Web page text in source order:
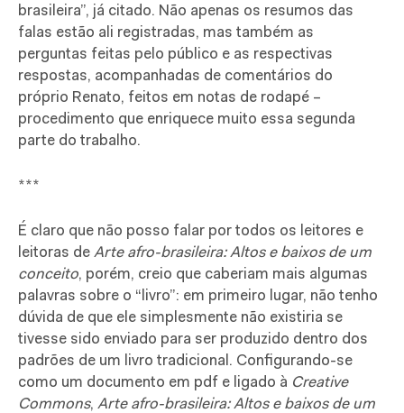
brasileira”, já citado. Não apenas os resumos das
falas estão ali registradas, mas também as
perguntas feitas pelo público e as respectivas
respostas, acompanhadas de comentários do
próprio Renato, feitos em notas de rodapé –
procedimento que enriquece muito essa segunda
parte do trabalho.
***
É claro que não posso falar por todos os leitores e
leitoras de Arte afro-brasileira: Altos e baixos de um
conceito, porém, creio que caberiam mais algumas
palavras sobre o “livro”: em primeiro lugar, não tenho
dúvida de que ele simplesmente não existiria se
tivesse sido enviado para ser produzido dentro dos
padrões de um livro tradicional. Configurando-se
como um documento em pdf e ligado à Creative
Commons, Arte afro-brasileira: Altos e baixos de um